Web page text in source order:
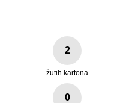
2
žutih kartona
0